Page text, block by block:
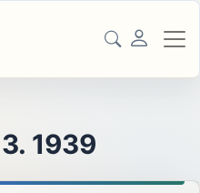
1939